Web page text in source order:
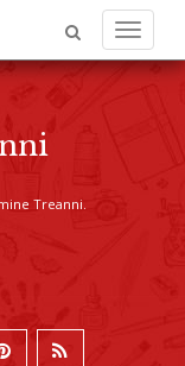
Menu
Treanni.